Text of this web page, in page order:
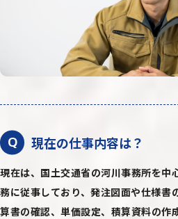
Q 現在の仕事内容は？
現在は、国土交通省の河川事務所を中
務に従事しており、発注図面や仕様書
算書の確認、単価設定、積算資料の作